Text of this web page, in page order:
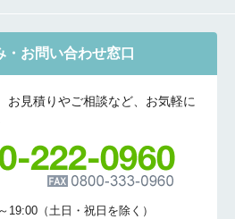
・お問い合わせ窓口
お見積りやご相談など、お気軽に
（土日・祝日を除く）